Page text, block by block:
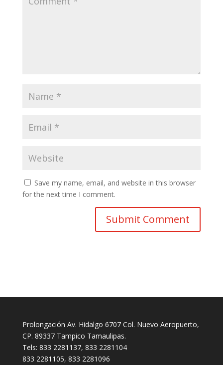
Save my name, email, and website in this browser
for the next time I comment.
Prolongación Av. Hidalgo 6707 Col. Nuevo Aeropuerto,
CP. 89337 Tampico Tamaulipas.
Tels: 833 2281137, 833 2281104
833 2281105, 833 2281096